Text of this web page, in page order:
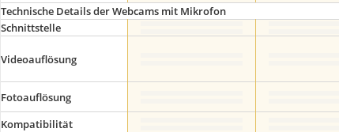
Technische Details der Webcams mit Mikrofon
Schnittstelle
Videoauflösung
Fotoauflösung
Kompatibilität